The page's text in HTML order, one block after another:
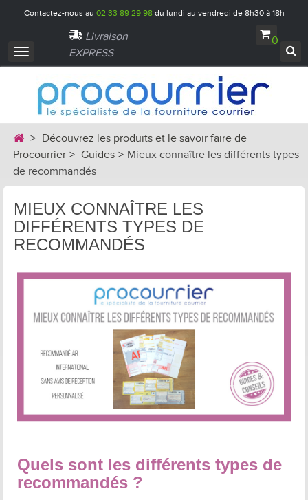
Contactez-nous au 02 33 89 29 98 du lundi au vendredi de 8h30 à 18h
Livraison
EXPRESS
0
Navigation
bascule
> Découvrez les produits et le savoir faire de
Procourrier > Guides > Mieux connaître les différents types
de recommandés
MIEUX CONNAÎTRE LES
DIFFÉRENTS TYPES DE
RECOMMANDÉS
Quels sont les différents types de
recommandés ?